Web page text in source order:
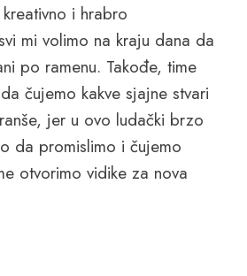
i hrabro
mi volimo na kraju dana da
po ramenu. Takođe, time
čujemo kakve sjajne stvari
jer u ovo ludački brzo
da promislimo i čujemo
otvorimo vidike za nova